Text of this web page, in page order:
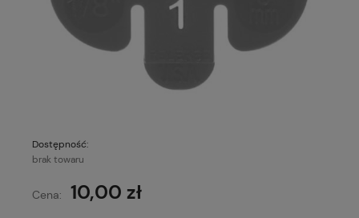
Dostępność:
brak towaru
Cena: 10,00 zł